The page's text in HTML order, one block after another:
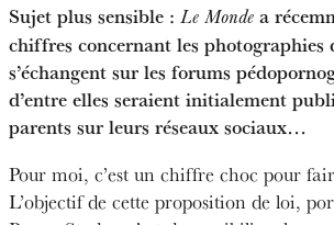
Sujet plus sensible : Le Monde a
chiffres concernant les photographies
s’échangent sur les forums
d’entre elles seraient initialement
parents sur leurs réseaux sociaux…
Pour moi, c’est un chiffre choc pour
L’objectif de cette proposition de loi,